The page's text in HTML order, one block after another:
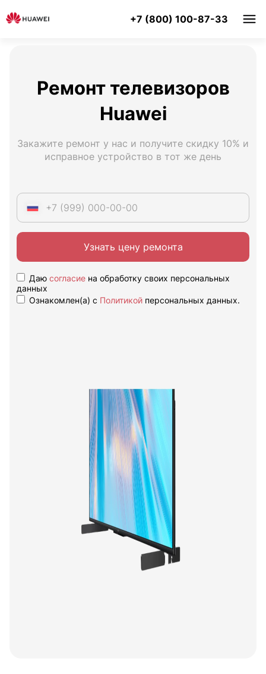
+7 (800) 100-87-33
Ремонт телевизоров
Huawei
Закажите ремонт у нас и получите скидку 10% и
исправное устройство в тот же день
Узнать цену ремонта
Даю согласие на обработку своих персональных
данных
Ознакомлен(а) с Политикой персональных данных.